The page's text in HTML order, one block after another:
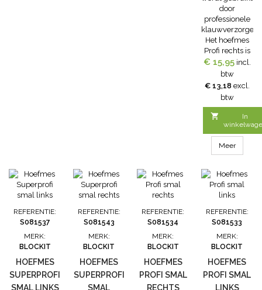
door
professionele
klauwverzorgers.
Het hoefmes
Profi rechts is
een
enkelsnijdend
rechts
hoefmes. Het
vormgegeven
houten
handvat geeft
een goede grip
tijdens het
de klauwen
van koeien.
Eigenschappen:-
Kwalitatief
hoogwaardig
ontwikkeld
voor
snijgereedschap-
Verbeterde...
€ 15,95 incl.
btw
€ 13,18 excl.
btw

In
Meer
REFERENTIE:
S081537
MERK:
BLOCKIT
HOEFMES
SUPERPROFI
SMAL LINKS
REFERENTIE:
S081543
MERK:
BLOCKIT
HOEFMES
SUPERPROFI
SMAL
REFERENTIE:
S081534
MERK:
BLOCKIT
HOEFMES
PROFI SMAL
RECHTS
REFERENTIE:
S081533
MERK:
BLOCKIT
HOEFMES
PROFI SMAL
LINKS